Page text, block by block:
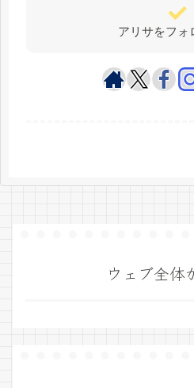
アリサをフォ
ウェブ全体